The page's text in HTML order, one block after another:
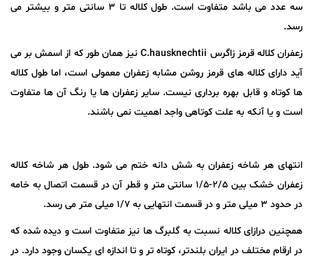
سه عدد می باشد متفاوت است. طول کلاله تا ۳ سانتی متر و بیشتر می
رسد.
زعفران کلاله قرمز زاگرس C.hausknechtii نیز همان طور که از اسمش بر می
آید دارای کلاله های قرمز روشن مشابه زعفران معمولی است، اما طول کلاله
ها کوتاه و قابل بهره برداری نیست. سایر زعفران ها یا رنگ آن ها متفاوت
است و یا آنکه به علت کوتاهی واجد اهمیت نمی باشند.
انتهای هر شاخه زعفران به شش دانه ختم می شود. طول هر شاخه کلاله
زعفران خشک بین ۲/۵-۱/۵ سانتی متر و قطر آن در قسمت اتصال به خامه
در حدود ۳ میلی متر و در قسمت انتهایی به ۱/۷ میلی متر می رسد.
همچنین درازای کلاله نسبت به گلبرگ ها نیز متفاوت است و دیده شده که
در ارقام مختلف در ایران بلندتر، کوتاه تر و تا اندازه ای یکسان وجود دارد. در